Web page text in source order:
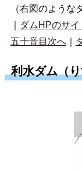
（右図のような
ダムHPのサ
五十音目次へ
利水ダム（り